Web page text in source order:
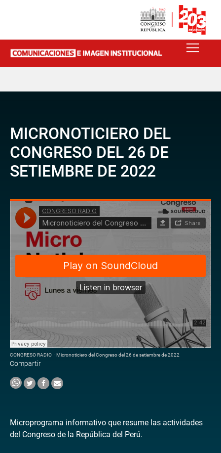
MICRONOTICIERO DEL
CONGRESO DEL 26 DE
SETIEMBRE DE 2022
CONGRESO RADIO · Micronoticiero del Congreso del 26 de setiembre de 2022
Compartir
Microprograma informativo que resume las actividades
del Congreso de la República del Perú.